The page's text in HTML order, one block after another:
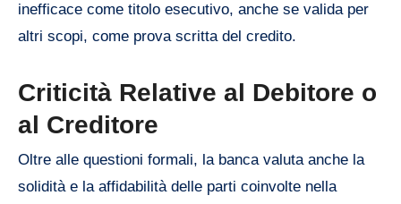
inefficace come titolo esecutivo, anche se valida per
altri scopi, come prova scritta del credito.
Criticità Relative al Debitore o
al Creditore
Oltre alle questioni formali, la banca valuta anche la
solidità e la affidabilità delle parti coinvolte nella